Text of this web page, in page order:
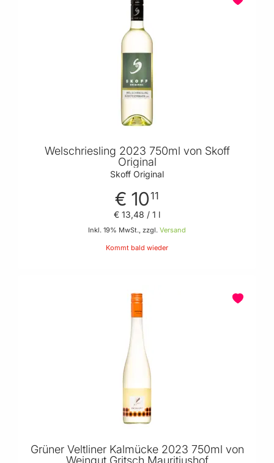
Welschriesling 2023 750ml von Skoff
Original
Skoff Original
€ 1011
Inkl. 19% MwSt., zzgl. Versand
€ 13,48 / 1 l
Kommt bald wieder
Grüner Veltliner Kalmücke 2023 750ml von
Weingut Gritsch Mauritiushof